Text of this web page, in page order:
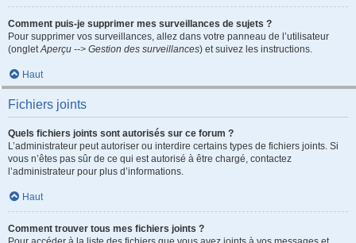
Comment puis-je supprimer mes surveillances de sujets ?
Pour supprimer vos surveillances, allez dans votre panneau de l’utilisateur
(ongletAperçu --> Gestion des surveillances) et suivez les instructions.
Haut
Fichiers joints
Quels fichiers joints sont autorisés sur ce forum ?
L’administrateur peut autoriser ou interdire certains types de fichiers joints. Si
vous n’êtes pas sûr de ce qui est autorisé à être chargé, contactez
l’administrateur pour plus d’informations.
Haut
Comment trouver tous mes fichiers joints ?